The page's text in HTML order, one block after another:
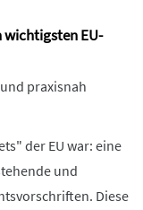
wichtigsten EU-
praxisnah
der EU war: eine
und
Diese